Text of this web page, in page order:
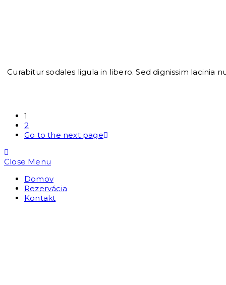
Curabitur sodales ligula in libero. Sed dignissim lacinia
1
2
Go to the next page
Close Menu
Domov
Rezervácia
Kontakt